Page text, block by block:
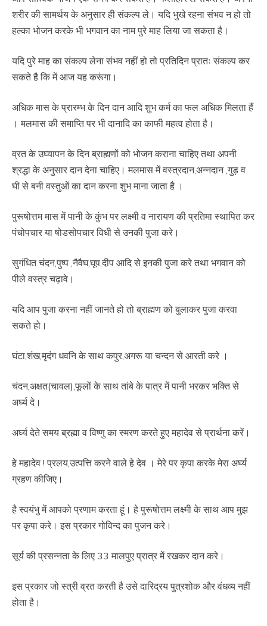
शरीर की सामर्थय के अनुसार ही संकल्प ले। यदि भुखे रहना संभव न हो तो
हल्का भोजन करके भी भगवान का नाम पुरे माह लिया जा सकता है।
यदि पुरे माह का संकल्प लेना संभव नहीं हो तो प्रतिदिन प्रातः संकल्प कर
सकते है कि में आज यह करूंगा।
अधिक मास के प्रारम्भ के दिन दान आदि शुभ कर्म का फल अधिक मिलता हैं
। मलमास की समाप्ति पर भी दानादि का काफी महत्व होता है।
व्रत के उघ्यापन के दिन ब्राह्मणों को भोजन कराना चाहिए तथा अपनी
श्रद्धा के अनुसार दान देना चाहिए। मलमास में वस्त्रदान,अन्नदान ,गुड़ व
घी से बनी वस्तुओं का दान करना शुभ माना जाता है ।
पुरूषोत्तम मास में पानी के कुंभ पर लक्ष्मी व नारायण की प्रतिमा स्थापित कर
पंचोपचार या षोडसोपचार विधी से उनकी पुजा करे।
सुगंधित चंदन,पुष्प ,नैवैघ,घूप,दीप आदि से इनकी पुजा करे तथा भगवान को
पीले वस्त्र चढ़ावे।
यदि आप पुजा करना नहीं जानते हो तो ब्राह्मण को बुलाकर पुजा करवा
सकते हो।
घंटा,शंख,मृदंग धवनि के साथ कपुर,अगरू या चन्दन से आरती करे ।
चंदन,अक्षत(चावल),फूलों के साथ तांबे के पात्र में पानी भरकर भक्ति से
अर्घ्य दे।
अर्घ्य देते समय ब्रह्मा व विष्णु का स्मरण करते हुए महादेव से प्रार्थना करें।
हे महादेव ! प्रलय,उत्पत्ति करने वाले हे देव । मेरे पर कृपा करके मेरा अर्घ्य
ग्रहण कीजिए।
है स्वयंभु में आपको प्रणाम करता हूं। हे पुरूषोत्तम लक्ष्मी के साथ आप मुझ
पर कृपा करे। इस प्रकार गोविन्द का पुजन करे।
सूर्य की प्रसन्नता के लिए 33 मालपुए प्रात्र में रखकर दान करे।
इस प्रकार जो स्त्री व्रत करती है उसे दारिद्रय पुत्रशोक और वंधव्य नहीं
होता है।